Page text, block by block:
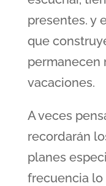
presentes. y
que
permanecen
vacaciones.
A veces
recordarán
planes
frecuencia lo